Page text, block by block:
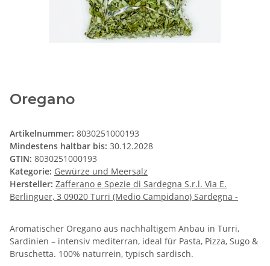
Oregano
Artikelnummer: 8030251000193
Mindestens haltbar bis: 30.12.2028
GTIN: 8030251000193
Kategorie: Gewürze und Meersalz
Hersteller: Zafferano e Spezie di Sardegna S.r.l. Via E.
Berlinguer, 3 09020 Turri (Medio Campidano) Sardegna -
Aromatischer Oregano aus nachhaltigem Anbau in Turri,
Sardinien – intensiv mediterran, ideal für Pasta, Pizza, Sugo &
Bruschetta. 100% naturrein, typisch sardisch.